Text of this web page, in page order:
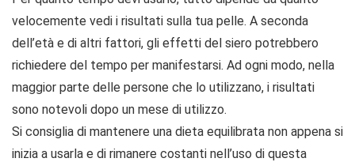
velocemente vedi i risultati sulla tua pelle. A seconda
dell’età e di altri fattori, gli effetti del siero potrebbero
richiedere del tempo per manifestarsi. Ad ogni modo, nella
maggior parte delle persone che lo utilizzano, i risultati
sono notevoli dopo un mese di utilizzo.
Si consiglia di mantenere una dieta equilibrata non appena si
inizia a usarla e di rimanere costanti nell’uso di questa